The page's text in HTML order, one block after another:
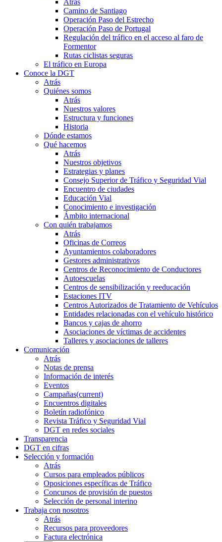
Atrás
Camino de Santiago
Operación Paso del Estrecho
Operación Paso de Portugal
Regulación del tráfico en el acceso al faro de
Formentor
Rutas ciclistas seguras
El tráfico en Europa
Conoce la DGT
Atrás
Quiénes somos
Atrás
Nuestros valores
Estructura y funciones
Historia
Dónde estamos
Qué hacemos
Atrás
Nuestros objetivos
Estrategias y planes
Consejo Superior de Tráfico y Seguridad Vial
Encuentro de ciudades
Educación Vial
Conocimiento e investigación
Ámbito internacional
Con quién trabajamos
Atrás
Oficinas de Correos
Ayuntamientos colaboradores
Gestores administrativos
Centros de Reconocimiento de Conductores
Autoescuelas
Centros de sensibilización y reeducación
Estaciones ITV
Centros Autorizados de Tratamiento de Vehículos
Entidades relacionadas con el vehículo histórico
Bancos y cajas de ahorro
Asociaciones de víctimas de accidentes
Talleres y asociaciones de talleres
Comunicación
Atrás
Notas de prensa
Información de interés
Eventos
Campañas(current)
Encuentros digitales
Boletín radiofónico
Revista Tráfico y Seguridad Vial
DGT en redes sociales
Transparencia
DGT en cifras
Selección y formación
Atrás
Cursos para empleados públicos
Oposiciones específicas de Tráfico
Concursos de provisión de puestos
Selección de personal interino
Trabaja con nosotros
Atrás
Recursos para proveedores
Factura electrónica